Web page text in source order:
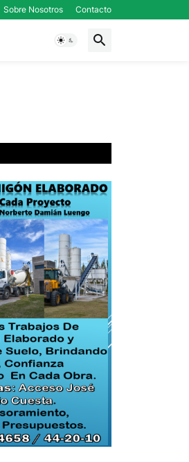
Sobre Nosotros Contacto